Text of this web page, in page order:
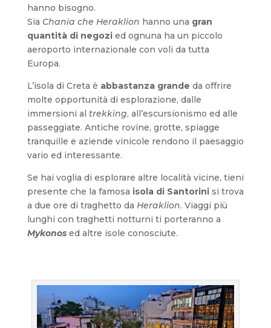
hanno bisogno.
Sia Chania che Heraklion hanno una gran
quantità di negozied ognuna ha un piccolo
aeroporto internazionale con voli da tutta
Europa.
L’isola di Creta è abbastanza grande da offrire
molte opportunità di esplorazione, dalle
immersioni al trekking, all’escursionismo ed alle
passeggiate. Antiche rovine, grotte, spiagge
tranquille e aziende vinicole rendono il paesaggio
vario ed interessante.
Se hai voglia di esplorare altre località vicine, tieni
presente che la famosa isola di Santorinisi trova
a due ore di traghetto da Heraklion. Viaggi più
lunghi con traghetti notturni ti porteranno a
Mykonosed altre isole conosciute.